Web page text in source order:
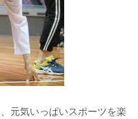
元気いっぱいスポーツを楽